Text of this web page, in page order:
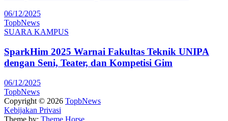
06/12/2025
TopbNews
SUARA KAMPUS
SparkHim 2025 Warnai Fakultas Teknik UNIPA
dengan Seni, Teater, dan Kompetisi Gim
06/12/2025
TopbNews
Copyright © 2026 TopbNews
Kebijakan Privasi
Theme by: Theme Horse